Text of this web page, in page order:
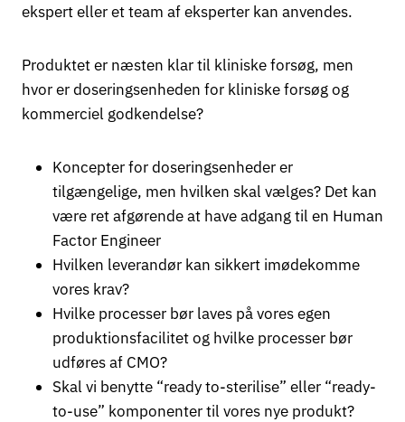
ekspert eller et team af eksperter kan anvendes.
Produktet er næsten klar til kliniske forsøg, men
hvor er doseringsenheden for kliniske forsøg og
kommerciel godkendelse?
Koncepter for doseringsenheder er
tilgængelige, men hvilken skal vælges? Det kan
være ret afgørende at have adgang til en Human
Factor Engineer
Hvilken leverandør kan sikkert imødekomme
vores krav?
Hvilke processer bør laves på vores egen
produktionsfacilitet og hvilke processer bør
udføres af CMO?
Skal vi benytte “ready to-sterilise” eller “ready-
to-use” komponenter til vores nye produkt?